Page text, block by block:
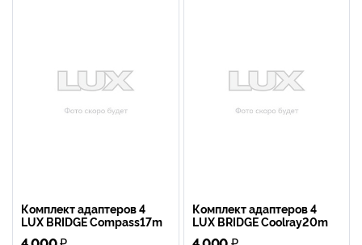
Комплект адаптеров 4
LUX BRIDGE Compass17m
Комплект адаптеров 4
LUX BRIDGE Coolray20m